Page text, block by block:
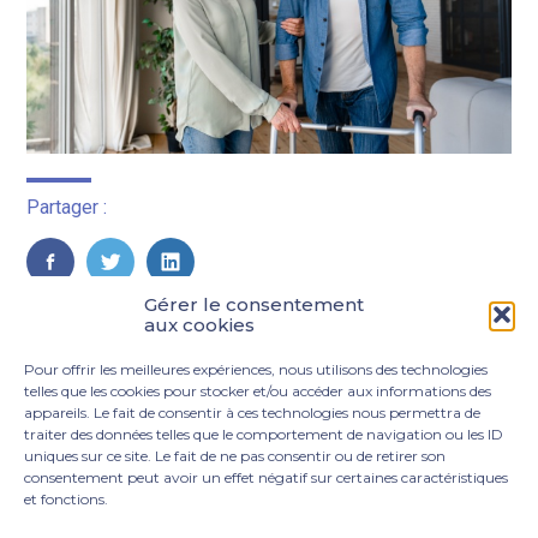
Gérer le consentement
aux cookies
Pour offrir les meilleures expériences, nous utilisons des technologies
telles que les cookies pour stocker et/ou accéder aux informations des
appareils. Le fait de consentir à ces technologies nous permettra de
traiter des données telles que le comportement de navigation ou les ID
uniques sur ce site. Le fait de ne pas consentir ou de retirer son
consentement peut avoir un effet négatif sur certaines caractéristiques
et fonctions.
Partager :
FaceBook
TwitterLinkedIn